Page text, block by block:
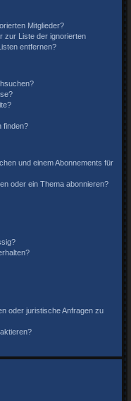
Mitglieder?
zur Liste der ignorierten
entfernen?
finden?
und einem Abonnements für
oder ein Thema abonnieren?
oder juristische Anfragen zu